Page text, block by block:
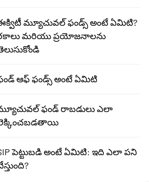
మ్యూచువల్ ఫండ్స్ అంటే ఏమిటి?
మరియు ప్రయోజనాలను
ఆఫ్ ఫండ్స్ అంటే ఏమిటి
ఫండ్ రాబడులు ఎలా
పెట్టుబడి అంటే ఏమిటి: ఇది ఎలా పని